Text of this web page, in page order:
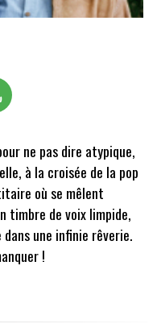
ne pas dire atypique,
à la croisée de la pop
où se mêlent
timbre de voix limpide,
une infinie rêverie.
!